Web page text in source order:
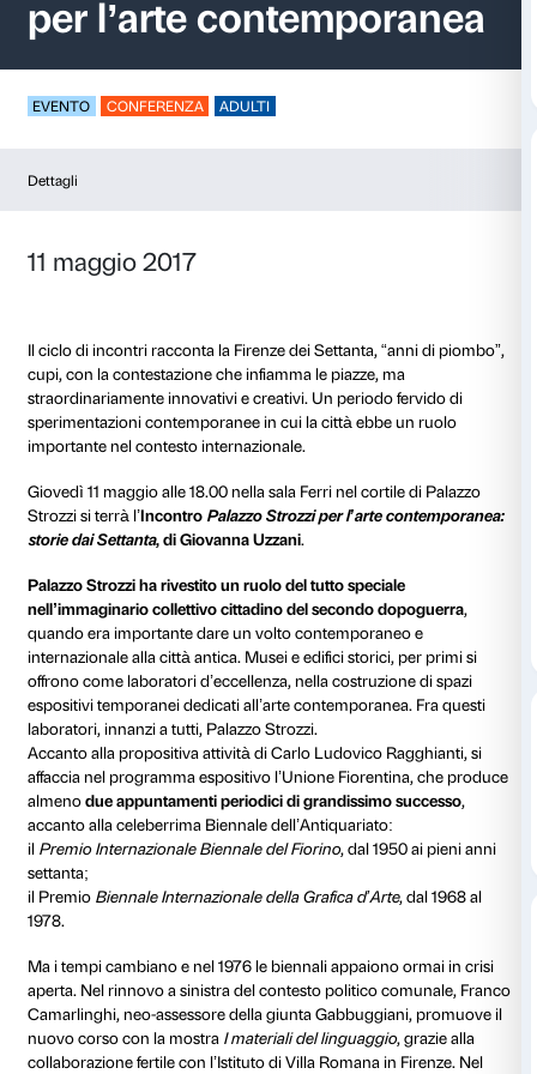
Incontro Palazzo
per l’arte
Dettagli
11 maggio 2017
Il ciclo di incontri racconta la Firenze dei Settanta,
cupi, con la contestazione che infiamma le piazze,
straordinariamente innovativi e creativi. Un periodo
sperimentazioni contemporanee in cui la città ebbe
importante nel contesto internazionale.
Giovedì 11 maggio alle 18.00 nella sala Ferri nel
Strozzi si terrà l’
Palazzo Strozzi per l’arte
storie dai Settanta, di Giovanna Uzzani.
Palazzo Strozzi ha rivestito un ruolo del tutto
nell’immaginario collettivo cittadino del secondo
quando era importante dare un volto
internazionale alla città antica. Musei e edifici storici,